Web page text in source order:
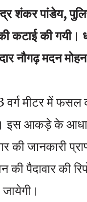
शंकर पांडेय,
कटाई की गयी।
मदन मोहन
वर्ग मीटर में
इस आकड़े के
की जानकारी
की पैदावार की